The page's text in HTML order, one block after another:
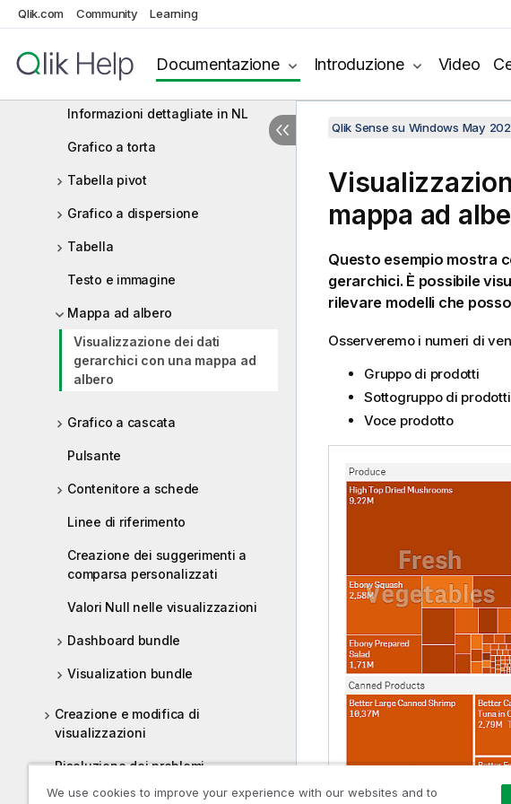
Qlik.com Community Learning
Documentazione Introduzione Video
Grafico mappa
Menu di navigazione
Informazioni dettagliate in NL
Grafico a torta
Tabella pivot
Grafico a dispersione
Tabella
Testo e immagine
Mappa ad albero
Visualizzazione dei dati
gerarchici con una mappa ad
albero
Grafico a cascata
Pulsante
Contenitore a schede
Linee di riferimento
Creazione dei suggerimenti a
comparsa personalizzati
Valori Null nelle visualizzazioni
Dashboard bundle
Visualization bundle
Creazione e modifica di
visualizzazioni
Risoluzione dei problemi -
Qlik Sense su Windows May
mappa ad
Questo esempio mostra
gerarchici. È possibile
rilevare modelli che
Osserveremo i numeri di
Gruppo di prodotti
Sottogruppo di prodotti
Voce prodotto
We use cookies to improve your experience with our websites and to